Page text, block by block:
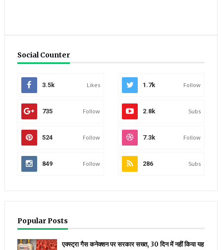
Social Counter
3.5k Likes 1.7k Follow
735 Follow 2.8k Subs
524 Follow 7.3k Follow
849 Follow 286 Subs
Popular Posts
एक्स्ट्रा गैस कनेक्शन पर सरकार सख्त, 30 दिन में नहीं किया यह